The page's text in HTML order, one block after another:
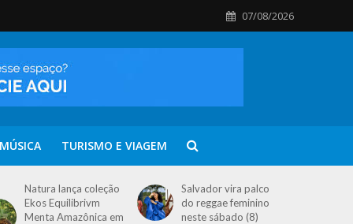
07/08/2026
TURISMO E VIAGEM
Natura lança coleção
Ekos Equilibrivm
Menta Amazônica em
Salvador vira palco
do reggae feminino
neste sábado (8)